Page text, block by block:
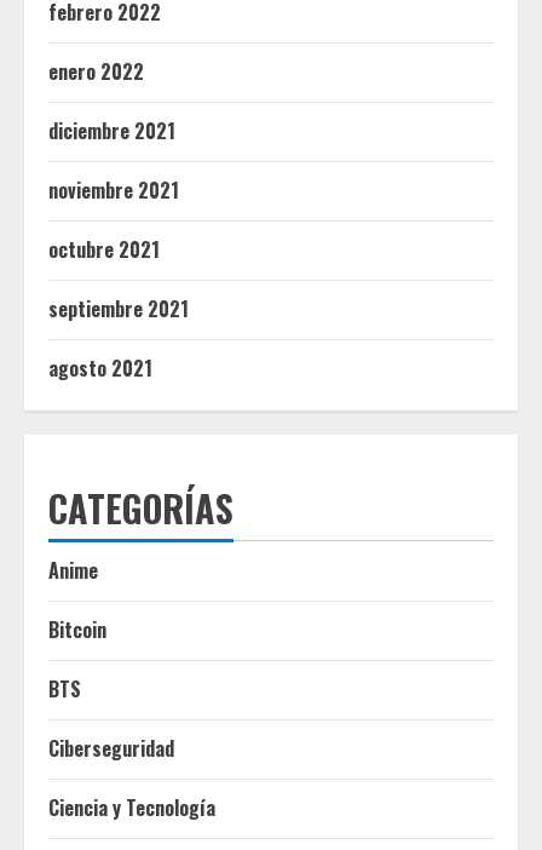
febrero 2022
enero 2022
diciembre 2021
noviembre 2021
octubre 2021
septiembre 2021
agosto 2021
CATEGORÍAS
Anime
Bitcoin
BTS
Ciberseguridad
Ciencia y Tecnología